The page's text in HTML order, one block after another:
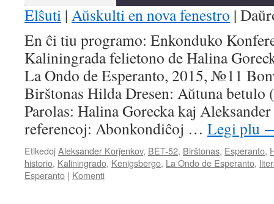
seconds
RSS FEED
LINK
EMBED
Elŝuti | Aŭskulti en nova fenestro |
En ĉi tiu programo: Enkonduko
Kaliningrada felietono de Halina
La Ondo de Esperanto, 2015, №11
Birštonas Hilda Dresen: Aŭtuna betulo
Parolas: Halina Gorecka kaj
referencoj: Abonkondiĉoj … Legi plu
EtikedojAleksander Korĵenkov, BET-52, Birštonas, Esperanto,
historio, Kaliningrado, Kenigsbergo, La Ondo de Esperanto,
Esperanto | Komenti